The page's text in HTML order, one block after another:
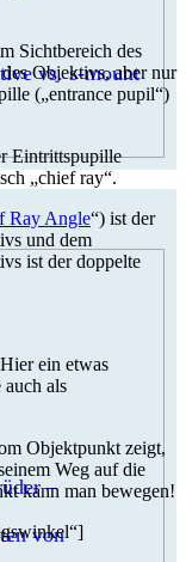
vs. s-mount
–
von
Sichtbereich des
Objektivs, aber nur
(„entrance pupil“)
Eintrittspupille
„chief ray“.
Ray Angle“) ist der
und dem
ist der doppelte
ein etwas
als
Objektpunkt zeigt,
Weg auf die
kann man bewegen!